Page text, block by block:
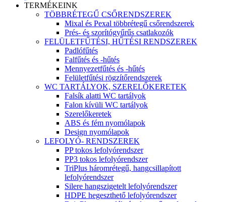
TERMÉKEINK
TÖBBRÉTEGŰ CSŐRENDSZEREK
Mixal és Pexal többrétegű csőrendszerek
Prés- és szorítógyűrűs csatlakozók
FELÜLETFŰTÉSI, HŰTÉSI RENDSZEREK
Padlófűtés
Falfűtés és -hűtés
Mennyezetfűtés és -hűtés
Felületfűtési rögzítőrendszerek
WC TARTÁLYOK, SZERELŐKERETEK
Falsík alatti WC tartályok
Falon kívüli WC tartályok
Szerelőkeretek
ABS és fém nyomólapok
Design nyomólapok
LEFOLYÓ- RENDSZEREK
PP tokos lefolyórendszer
PP3 tokos lefolyórendszer
TriPlus háromrétegű, hangcsillapított
lefolyórendszer
Silere hangszigetelt lefolyórendszer
HDPE hegeszthető lefolyórendszer